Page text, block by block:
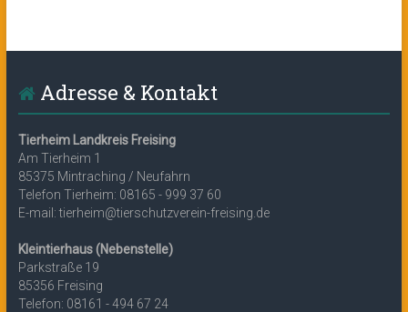
Adresse & Kontakt
Tierheim Landkreis Freising
Am Tierheim 1
85375 Mintraching / Neufahrn
Telefon Tierheim: 08165 - 999 37 60
E-mail: tierheim@tierschutzverein-freising.de
Kleintierhaus (Nebenstelle)
Parkstraße 19
85356 Freising
Telefon: 08161 - 494 67 24